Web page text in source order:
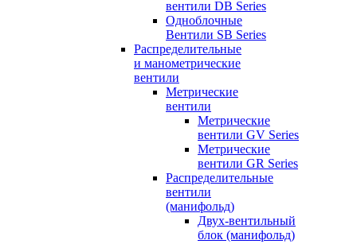
вентили DB Series
Одноблочные
Вентили SB Series
Распределительные
и манометрические
вентили
Метрические
вентили
Метрические
вентили GV Series
Метрические
вентили GR Series
Распределительные
вентили
(манифольд)
Двух-вентильный
блок (манифольд)